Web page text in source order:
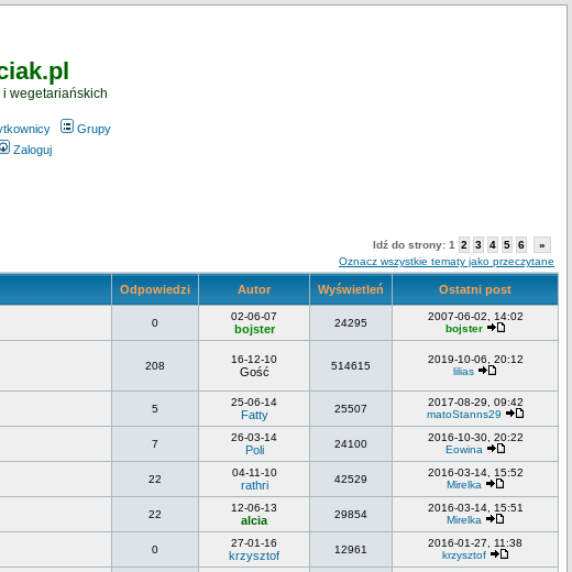
wegetariańskich
Grupy
Zaloguj
Idź do strony: 1 2 3 4 5 6
»
Oznacz wszystkie tematy jako przeczytane
Odpowiedzi Autor Wyświetleń Ostatni post
0
02-06-07
bojster 24295
2007-06-02, 14:02
bojster
208
16-12-10
Gość 514615
2019-10-06, 20:12
lilias
5
25-06-14
Fatty 25507
2017-08-29, 09:42
matoStanns29
7
26-03-14
Poli 24100
2016-10-30, 20:22
Eowina
22
04-11-10
rathri 42529
2016-03-14, 15:52
Mirelka
22
12-06-13
alcia 29854
2016-03-14, 15:51
Mirelka
0
27-01-16
krzysztof 12961
2016-01-27, 11:38
krzysztof